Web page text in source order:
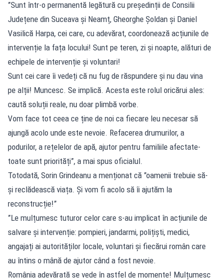
”Sunt într-o permanentă legătură cu președinții de Consilii
Județene din Suceava și Neamț, Gheorghe Șoldan și Daniel
Vasilică Harpa, cei care, cu adevărat, coordonează acțiunile de
intervenție la fața locului! Sunt pe teren, zi și noapte, alături de
echipele de intervenție și voluntari!
Sunt cei care îi vedeți că nu fug de răspundere și nu dau vina
pe alții! Muncesc. Se implică. Acesta este rolul oricărui ales:
caută soluții reale, nu doar plimbă vorbe.
Vom face tot ceea ce ține de noi ca fiecare leu necesar să
ajungă acolo unde este nevoie. Refacerea drumurilor, a
podurilor, a rețelelor de apă, ajutor pentru familiile afectate-
toate sunt priorități”, a mai spus oficialul.
Totodată, Sorin Grindeanu a menționat că ”oamenii trebuie să-
și reclădească viața. Și vom fi acolo să îi ajutăm la
reconstrucție!”
”Le mulțumesc tuturor celor care s-au implicat în acțiunile de
salvare și intervenție: pompieri, jandarmi, polițiști, medici,
angajați ai autorităților locale, voluntari și fiecărui român care
au întins o mână de ajutor când a fost nevoie.
România adevărată se vede în astfel de momente! Mulțumesc